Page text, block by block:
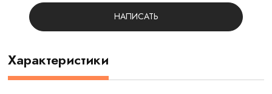
НАПИСАТЬ
Характеристики